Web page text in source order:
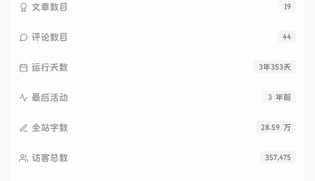
19
文章数目
44
评论数目
3年353天
运行天数
3 年前
最后活动
28.59 万
全站字数
357,475
访客总数